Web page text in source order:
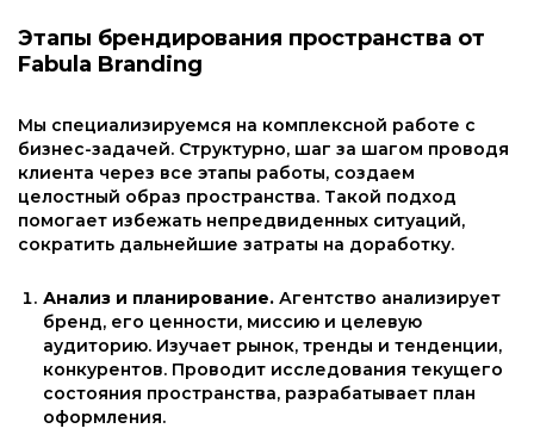
Этапы брендирования пространства от
Fabula Branding
Мы специализируемся на комплексной работе с
бизнес-задачей. Структурно, шаг за шагом проводя
клиента через все этапы работы, создаем
целостный образ пространства. Такой подход
помогает избежать непредвиденных ситуаций,
сократить дальнейшие затраты на доработку.
Анализ и планирование. Агентство анализирует
бренд, его ценности, миссию и целевую
аудиторию. Изучает рынок, тренды и тенденции,
конкурентов. Проводит исследования текущего
состояния пространства, разрабатывает план
оформления.